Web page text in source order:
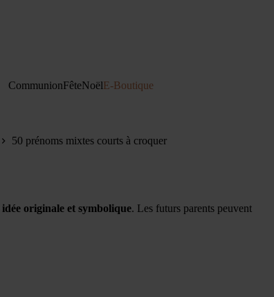
CommunionFêteNoëlE-Boutique
50 prénoms mixtes courts à croquer
idée originale et symbolique. Les futurs parents peuvent